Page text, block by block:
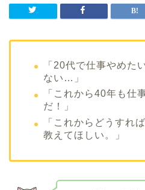
「20代で仕事やめた
ない… 」
「これから40年も仕
だ！」
「これからどうすれ
教えてほしい。」